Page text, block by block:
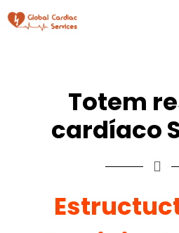
Totem
cardíaco